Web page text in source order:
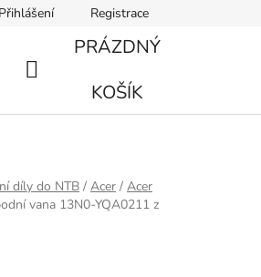
Přihlášení Registrace
NÁKUPNÍ
PRÁZDNÝ
KOŠÍK
díly do NTB / Acer / Acer
vana 13N0-YQA0211 z